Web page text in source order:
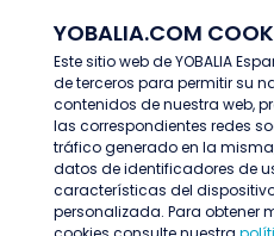
YOBALIA.COM
Este sitio web de YOBALIA
de terceros para permitir su
contenidos de nuestra web,
las correspondientes redes
tráfico generado en la
datos de identificadores de
características del
personalizada. Para obtener